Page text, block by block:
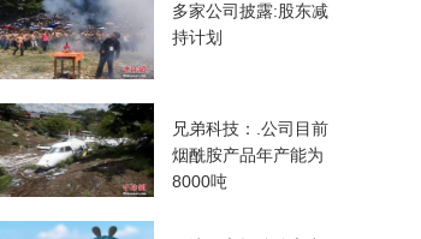
多家公司披露:股东减
持计划
兄弟科技：.公司目前
烟酰胺产品年产能为
8000吨